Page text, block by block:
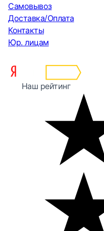
Самовывоз
Доставка/Оплата
Контакты
Юр. лицам
Наш рейтинг